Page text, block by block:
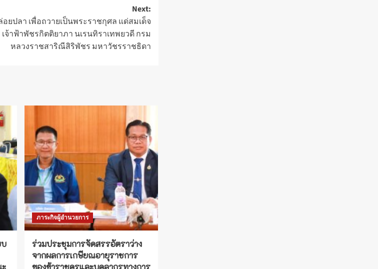
Next:
ยปลา เพื่อถวายเป็นพระราชกุศล แด่สมเด็จ
เจ้าฟ้าพัชรกิตติยาภา นเรนทิราเทพยวดี กรม
หลวงราชสาริณีสิริพัชร มหาวัชรราชธิดา
ภาระกิจผู้อำนวยการ
ร่วมประชุมการจัดสรรอัตราว่าง
จากผลการเกษียณอายุราชการ
ของข้าราชครูและบุคลากรทางการ